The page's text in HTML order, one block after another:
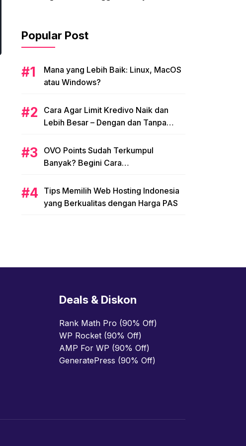
Popular Post
Mana yang Lebih Baik: Linux, MacOS
atau Windows?
Cara Agar Limit Kredivo Naik dan
Lebih Besar – Dengan dan Tanpa
OVO Points Sudah Terkumpul
Banyak? Begini Cara
Tips Memilih Web Hosting Indonesia
yang Berkualitas dengan Harga PAS
Deals & Diskon
Rank Math Pro (90% Off)
WP Rocket (90% Off)
AMP For WP (90% Off)
GeneratePress (90% Off)